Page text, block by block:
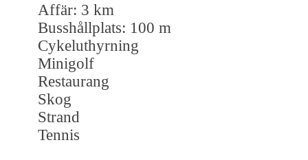
Affär: 3 km
Busshållplats: 100 m
Cykeluthyrning
Minigolf
Restaurang
Skog
Strand
Tennis